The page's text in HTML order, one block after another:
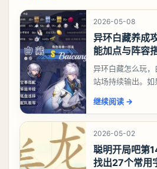
2026-05-08
异环白藏养成
能加点与阵容
异环白藏怎么玩
站场持续输出。如
有娜娜莉缺另外一
考虑养个白藏
继续阅读 →
2026-05-02
聪明开局吧第
找出27个常用